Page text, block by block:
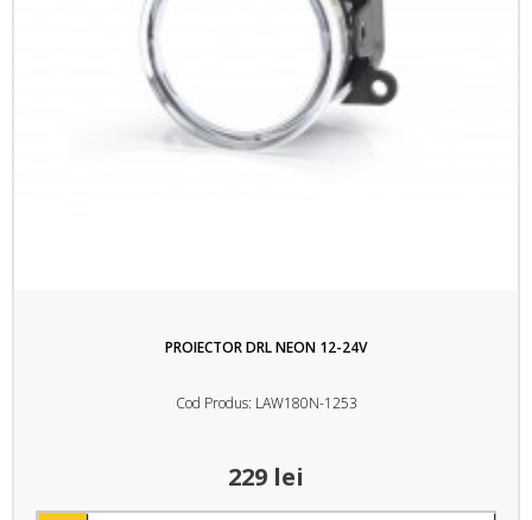
PROIECTOR DRL NEON 12-24V
Cod Produs: LAW180N-1253
229 lei